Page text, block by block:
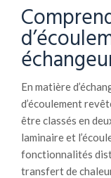
En matière
d’écoulement
être classés en
laminaire et
fonctionnalités
transfert de